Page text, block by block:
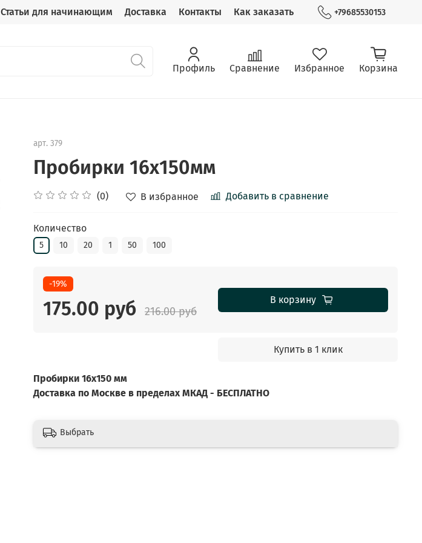
Статьи для начинающим Доставка Контакты Как заказать +79685530153
Профиль Сравнение Избранное Корзина
арт. 379
Пробирки 16х150мм
(0) В избранное Добавить в сравнение
Количество
5 10 20 1 50 100
-19%
175.00 руб 216.00 руб
В корзину
Купить в 1 клик
Пробирки 16х150 мм
Доставка по Москве в пределах МКАД - БЕСПЛАТНО
Выбрать